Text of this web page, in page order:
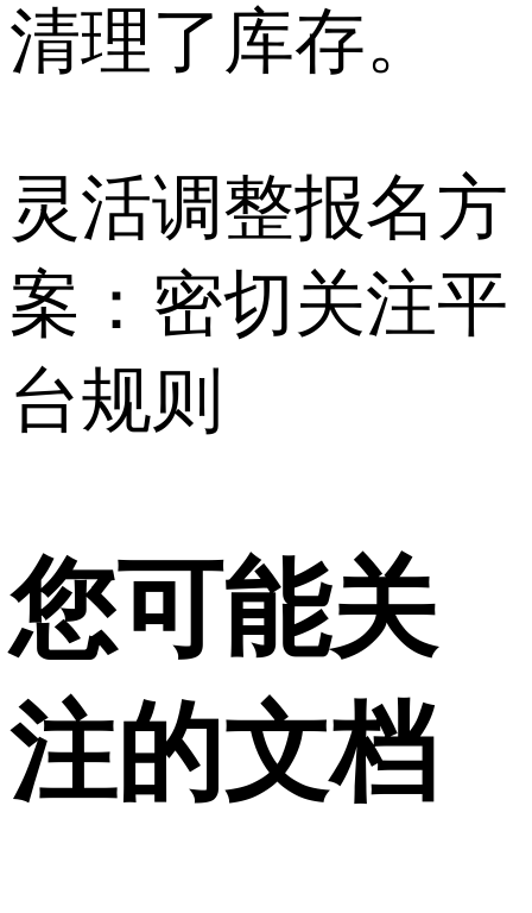
清理了库存。
灵活调整报名方
案：密切关注平
台规则
您可能关
注的文档